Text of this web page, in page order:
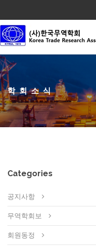
학회소식
Categories
공지사항
무역학회보
회원동정